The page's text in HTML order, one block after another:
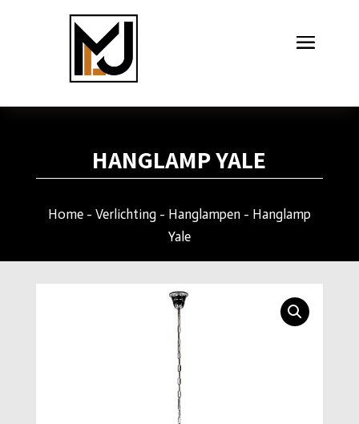
HANGLAMP YALE
Home- Verlichting- Hanglampen- Hanglamp
Yale